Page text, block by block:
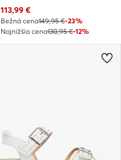
Aktuálna cena
113,99 €
Bežná cena149,95 €-23%
Najnižšia cena130,95 €-12%